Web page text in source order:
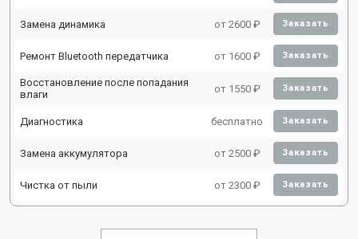
Замена динамика от 2600 ₽ Заказать
Ремонт Bluetooth передатчика от 1600 ₽ Заказать
Восстановление после попадания
влаги
от 1550 ₽ Заказать
Диагностика бесплатно Заказать
Замена аккумулятора от 2500 ₽ Заказать
Чистка от пыли от 2300 ₽ Заказать